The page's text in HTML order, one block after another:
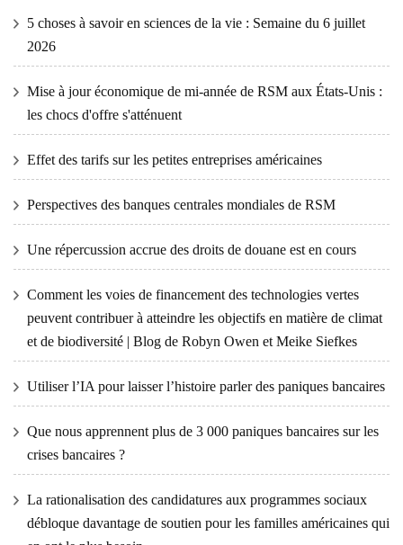
5 choses à savoir en sciences de la vie : Semaine du 6 juillet
2026
Mise à jour économique de mi-année de RSM aux États-Unis :
les chocs d'offre s'atténuent
Effet des tarifs sur les petites entreprises américaines
Perspectives des banques centrales mondiales de RSM
Une répercussion accrue des droits de douane est en cours
Comment les voies de financement des technologies vertes
peuvent contribuer à atteindre les objectifs en matière de climat
et de biodiversité | Blog de Robyn Owen et Meike Siefkes
Utiliser l’IA pour laisser l’histoire parler des paniques bancaires
Que nous apprennent plus de 3 000 paniques bancaires sur les
crises bancaires ?
La rationalisation des candidatures aux programmes sociaux
débloque davantage de soutien pour les familles américaines qui